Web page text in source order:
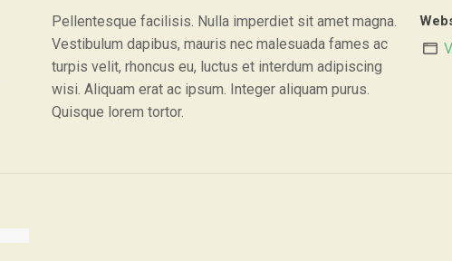
Pellentesque facilisis. Nulla imperdiet sit amet magna.
Vestibulum dapibus, mauris nec malesuada fames ac
turpis velit, rhoncus eu, luctus et interdum adipiscing
wisi. Aliquam erat ac ipsum. Integer aliquam purus.
Quisque lorem tortor.